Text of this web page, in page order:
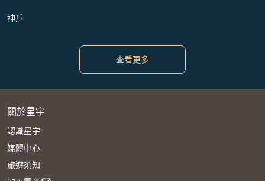
神戶
查看更多
關於星宇
認識星宇
媒體中心
旅遊須知